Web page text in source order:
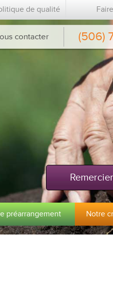
de qualité
contacter (506)
préarrangement Notre